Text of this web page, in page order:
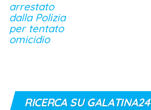
arrestato
dalla Polizia
per tentato
omicidio
RICERCA SU GALATINA24